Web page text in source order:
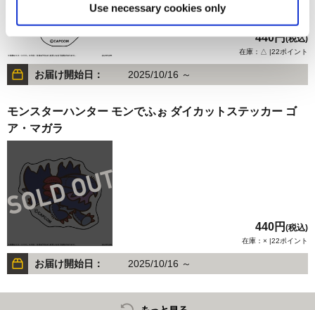
Use necessary cookies only
440円(税込)
在庫：△ |22ポイント
お届け開始日： 2025/10/16 ～
モンスターハンター モンでふぉ ダイカットステッカー ゴ
ア・マガラ
440円 (税込)
在庫：× |22ポイント
お届け開始日： 2025/10/16 ～